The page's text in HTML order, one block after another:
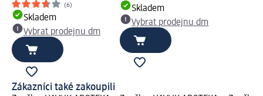
(6)
Skladem
Vybrat prodejnu dm
Skladem
Vybrat prodejnu dm
Zákazníci také zakoupili